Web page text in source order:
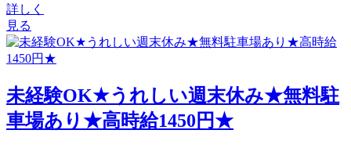
詳しく
見る
未経験OK★うれしい週末休み★無料駐
車場あり★高時給1450円★